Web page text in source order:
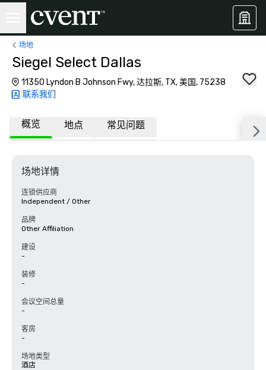
场地
Siegel Select Dallas
11350 Lyndon B Johnson Fwy, 达拉斯, TX, 美国, 75238
联系我们
概览 地点 常见问题
场地详情
连锁供应商
Independent / Other
品牌
Other Affiliation
建设
-
装修
-
会议空间总量
-
客房
-
场地类型
酒店